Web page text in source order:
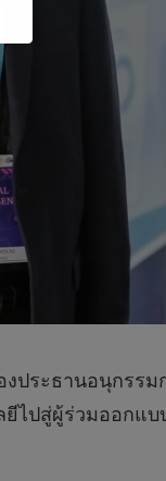
ประธานอนุกรร
ไปสู่ผู้ร่วมออกแ